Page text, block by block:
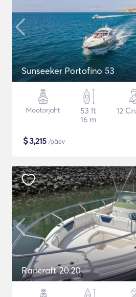
Sunseeker Portofino 53
Mootorjaht
53 ft
16 m
12
$3,215 /päev
Rancraft 20.20